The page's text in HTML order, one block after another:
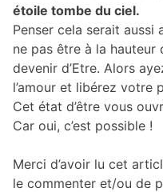
étoile tombe du ciel.
Penser cela serait aussi
ne pas être à la hauteur
devenir d’Etre. Alors
l’amour et libérez votre
Cet état d’être vous
Car oui, c’est possible !
Merci d’avoir lu cet
le commenter et/ou de